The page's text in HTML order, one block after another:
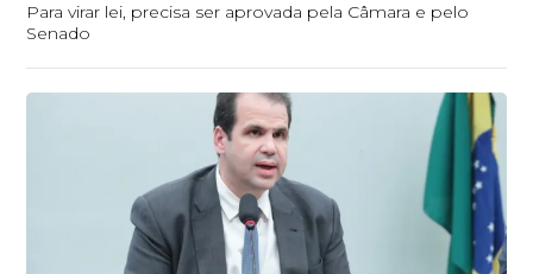
Para virar lei, precisa ser aprovada pela Câmara e pelo
Senado